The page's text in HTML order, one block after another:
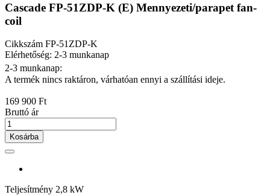
Cascade FP-51ZDP-K (E) Mennyezeti/parapet fan-
coil
Cikkszám FP-51ZDP-K
Elérhetőség: 2-3 munkanap
2-3 munkanap:
A termék nincs raktáron, várhatóan ennyi a szállítási ideje.
169 900 Ft
Bruttó ár
Kosárba
Teljesítmény 2,8 kW